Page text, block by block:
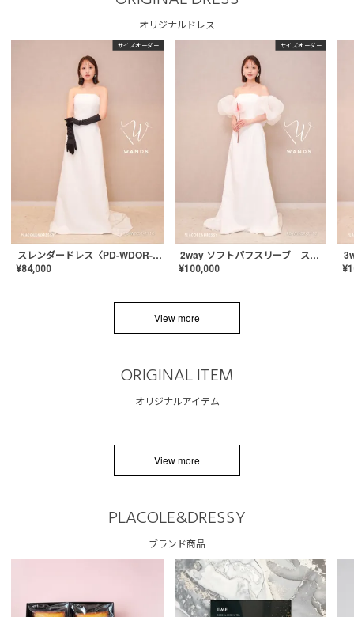
オリジナルドレス
サイズオーダー
スレンダードレス〈PD-WDOR-2110〉
¥84,000
サイズオーダー
2way ソフトパフスリーブ スレンダードレス〈PD-WDOR-2112〉
¥100,000 ¥
View more
ORIGINAL ITEM
オリジナルアイテム
View more
PLACOLE&DRESSY
ブランド商品